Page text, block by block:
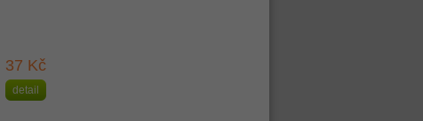
37 Kč
detail